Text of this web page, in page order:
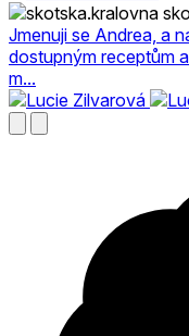
Jmenuji se Andrea, a
dostupným receptům
m...